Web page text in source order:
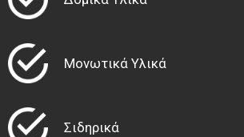
Μονωτικά Υλικά
Σιδηρικά